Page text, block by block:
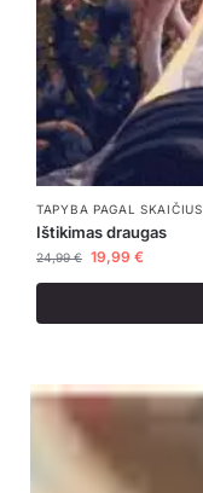
TAPYBA PAGAL SKAIČIUS
Ištikimas draugas
24,99€ 19,99 €